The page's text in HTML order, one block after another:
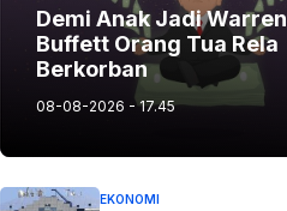
Demi Anak Jadi Warren
Buffett Orang Tua Rela
Berkorban
08-08-2026 - 17.45
EKONOMI